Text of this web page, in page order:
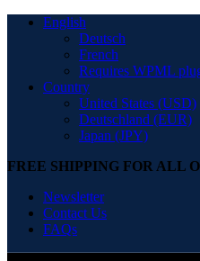
English
Deutsch
French
Requires WPML
Country
United States (USD)
Deutschland (EUR)
Japan (JPY)
FREE SHIPPING FOR ALL
Newsletter
Contact Us
FAQs